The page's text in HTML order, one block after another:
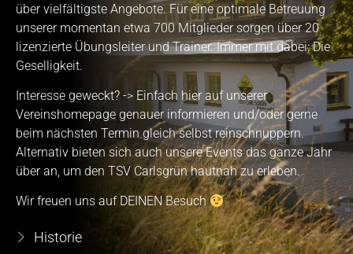
über vielfältigste Angebote. Für eine optimale Betreuung
unserer momentan etwa 700 Mitglieder sorgen über 20
lizenzierte Übungsleiter und Trainer. Immer mit dabei: Die
Geselligkeit.
Interesse geweckt? -> Einfach hier auf unserer
Vereinshomepage genauer informieren und/oder gerne
beim nächsten Termin gleich selbst reinschnuppern.
Alternativ bieten sich auch unsere Events das ganze Jahr
über an, um den TSV Carlsgrün hautnah zu erleben.
Wir freuen uns auf DEINEN Besuch
Historie